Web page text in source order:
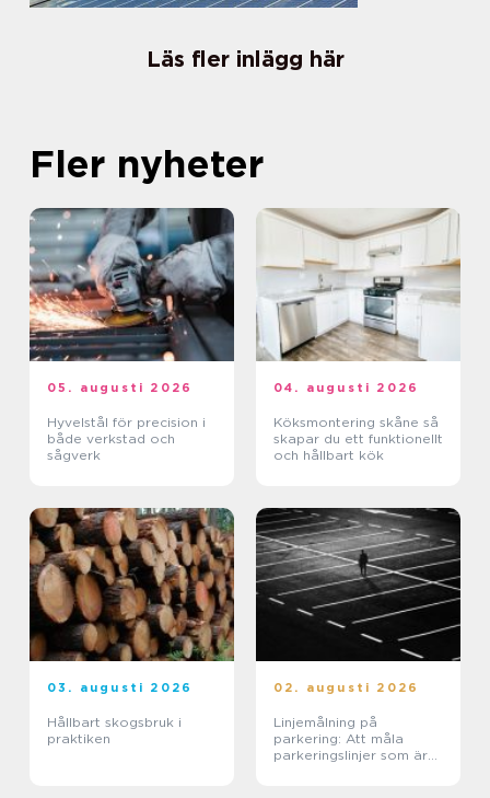
Läs fler inlägg här
Fler nyheter
05. augusti 2026
Hyvelstål för precision i
både verkstad och
sågverk
04. augusti 2026
Köksmontering skåne så
skapar du ett funktionellt
och hållbart kök
03. augusti 2026
Hållbart skogsbruk i
praktiken
02. augusti 2026
Linjemålning på
parkering: Att måla
parkeringslinjer som är